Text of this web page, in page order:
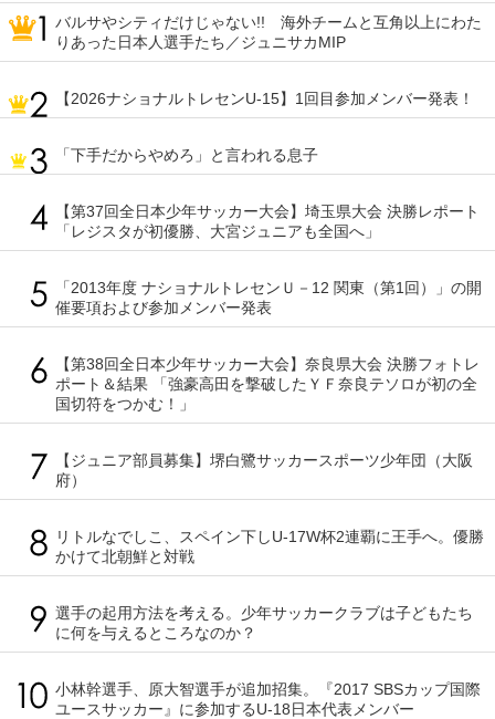
バルサやシティだけじゃない!! 海外チームと互角以上にわた
りあった日本人選手たち／ジュニサカMIP
【2026ナショナルトレセンU-15】1回目参加メンバー発表！
「下手だからやめろ」と言われる息子
【第37回全日本少年サッカー大会】埼玉県大会 決勝レポート
「レジスタが初優勝、大宮ジュニアも全国へ」
「2013年度 ナショナルトレセンＵ－12 関東（第1回）」の開
催要項および参加メンバー発表
【第38回全日本少年サッカー大会】奈良県大会 決勝フォトレ
ポート＆結果 「強豪高田を撃破したＹＦ奈良テソロが初の全
国切符をつかむ！」
【ジュニア部員募集】堺白鷺サッカースポーツ少年団（大阪
府）
リトルなでしこ、スペイン下しU-17W杯2連覇に王手へ。優勝
かけて北朝鮮と対戦
選手の起用方法を考える。少年サッカークラブは子どもたち
に何を与えるところなのか？
小林幹選手、原大智選手が追加招集。『2017 SBSカップ国際
ユースサッカー』に参加するU-18日本代表メンバー